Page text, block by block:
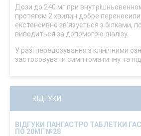
Дози до 240 мг при
протягом 2 хвилин добре
екстенсивно зв’язується з білками,
виводиться за допомогою діалізу.
У разі передозування з клінічними
застосовувати симптоматичну та
ВІДГУКИ
ВІДГУКИ ПАНГАСТРО ТАБЛЕТКИ
ПО 20МГ №28